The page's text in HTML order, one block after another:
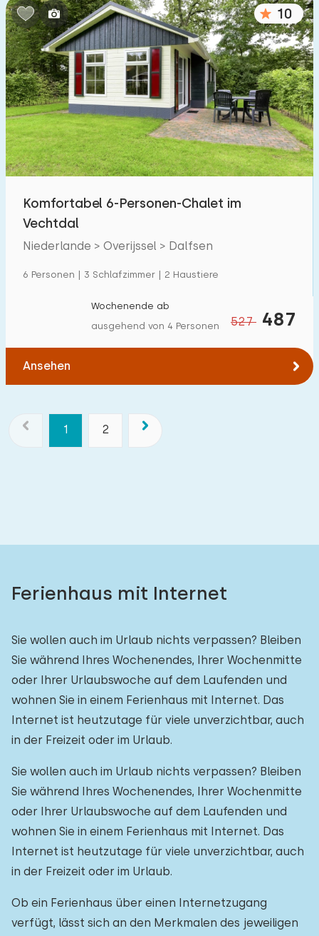
10
Komfortabel 6-Personen-Chalet im
Vechtdal
Niederlande > Overijssel > Dalfsen
6 Personen | 3 Schlafzimmer | 2 Haustiere
527 487
Wochenende ab
ausgehend von 4 Personen
Ansehen
1 2
Ferienhaus mit Internet
Sie wollen auch im Urlaub nichts verpassen? Bleiben
Sie während Ihres Wochenendes, Ihrer Wochenmitte
oder Ihrer Urlaubswoche auf dem Laufenden und
wohnen Sie in einem Ferienhaus mit Internet. Das
Internet ist heutzutage für viele unverzichtbar, auch
in der Freizeit oder im Urlaub.
Sie wollen auch im Urlaub nichts verpassen? Bleiben
Sie während Ihres Wochenendes, Ihrer Wochenmitte
oder Ihrer Urlaubswoche auf dem Laufenden und
wohnen Sie in einem Ferienhaus mit Internet. Das
Internet ist heutzutage für viele unverzichtbar, auch
in der Freizeit oder im Urlaub.
Ob ein Ferienhaus über einen Internetzugang
verfügt, lässt sich an den Merkmalen des jeweiligen